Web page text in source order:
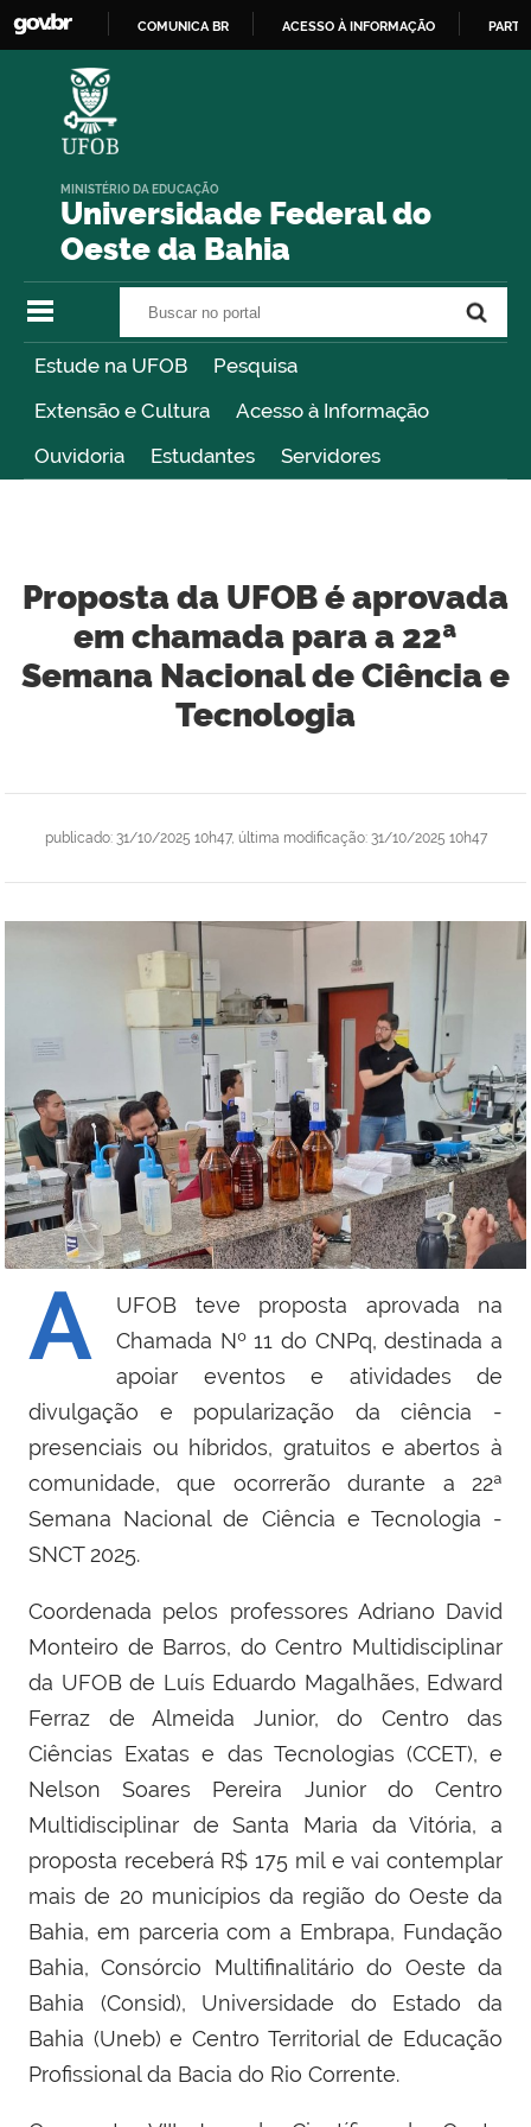
COMUNICA BR ACESSO À INFORMAÇÃO
Universidade Federal do
Oeste da Bahia
MINISTÉRIO DA EDUCAÇÃO
Estude na UFOB
Pesquisa
Extensão e Cultura
Acesso à Informação
Ouvidoria
Estudantes Servidores
Proposta da UFOB é aprovada
em chamada para a 22ª
Semana Nacional de Ciência e
Tecnologia
publicado: 31/10/2025 10h47, última modificação: 31/10/2025 10h47
A
UFOB teve proposta aprovada na
Chamada Nº 11 do CNPq, destinada a
apoiar eventos e atividades de
divulgação e popularização da ciência -
presenciais ou híbridos, gratuitos e abertos à
comunidade, que ocorrerão durante a 22ª
Semana Nacional de Ciência e Tecnologia -
SNCT 2025.
Coordenada pelos professores Adriano David
Monteiro de Barros, do Centro Multidisciplinar
da UFOB de Luís Eduardo Magalhães, Edward
Ferraz de Almeida Junior, do Centro das
Ciências Exatas e das Tecnologias (CCET), e
Nelson Soares Pereira Junior do Centro
Multidisciplinar de Santa Maria da Vitória, a
proposta receberá R$ 175 mil e vai contemplar
mais de 20 municípios da região do Oeste da
Bahia, em parceria com a Embrapa, Fundação
Bahia, Consórcio Multifinalitário do Oeste da
Bahia (Consid), Universidade do Estado da
Bahia (Uneb) e Centro Territorial de Educação
Profissional da Bacia do Rio Corrente.